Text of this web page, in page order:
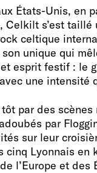
États-Unis, en
Celkilt s’est
celtique
unique qui
esprit festif : le
une intensité
par des
par
sur leur
cinq Lyonnais
l’Europe et des